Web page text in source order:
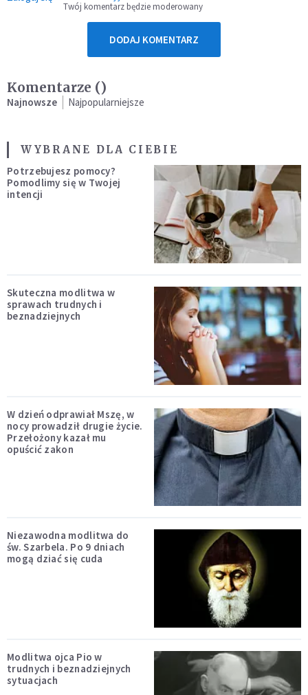
Twój komentarz będzie moderowany
DODAJ KOMENTARZ
Komentarze ()
Najnowsze Najpopularniejsze
WYBRANE DLA CIEBIE
Potrzebujesz pomocy?
Pomodlimy się w Twojej
intencji
Skuteczna modlitwa w
sprawach trudnych i
beznadziejnych
W dzień odprawiał Mszę, w
nocy prowadził drugie życie.
Przełożony kazał mu
opuścić zakon
Niezawodna modlitwa do
św. Szarbela. Po 9 dniach
mogą dziać się cuda
Modlitwa ojca Pio w
trudnych i beznadziejnych
sytuacjach